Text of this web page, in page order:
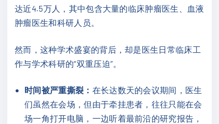
达近4.5万人，其中包含大量的临床肿瘤医生、血液
肿瘤医生和科研人员。
然而，这种学术盛宴的背后，却是医生日常临床工
作与学术科研的“双重压迫”。
时间被严重撕裂： 在长达数天的会议期间，医生
们虽然在会场，但由于牵挂患者，往往只能在会
场一角打开电脑，一边听着最前沿的研究报告，